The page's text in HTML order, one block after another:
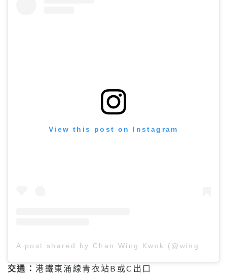
View this post on Instagram
A post shared by Chan Wing Kwok (@wingwkchan)
交通：港鐵東涌線青衣站B或C出口